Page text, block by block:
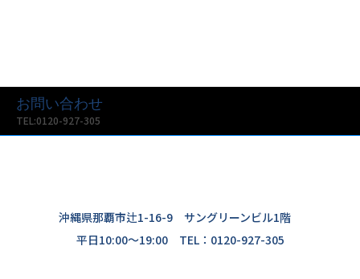
お問い合わせ
TEL:0120-927-305
沖縄県那覇市辻1-16-9 サングリーンビル1階
平日10:00〜19:00 TEL：0120-927-305